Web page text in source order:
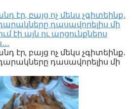
էր, բայց ոչ մեկս չգիտեինք․
դասավորելիս մի
էի այն ու արցունքներս
էր, բայց ոչ մեկս չգիտեինք․
դասավորելիս մի